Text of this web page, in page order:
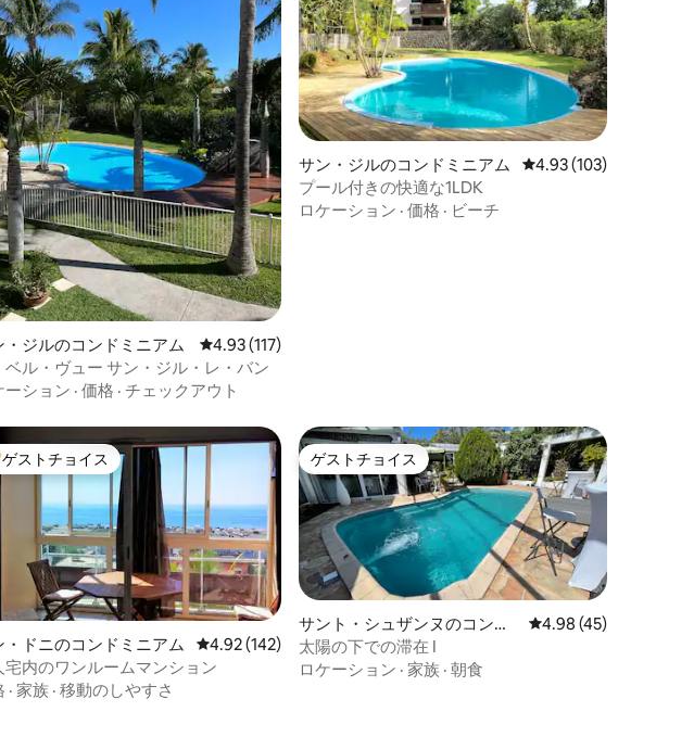
星中4.78つ星の平均評価
・ジルのコンドミニアム レビュー117件、5つ星中4.93つ星の平均評価
4.93 (117)
ラ・ベル・ヴュー サン・ジル・レ・バン
ーション · 価格 · チェックアウト
サン・ジルのコンドミニアム レビュー103件、5つ
4.93 (103)
プール付きの快適な1LDK
ロケーション · 価格 · ビーチ
星中4.91つ星の平均評価
評のゲストチョイスです。
ゲストチョイス
・ドニのコンドミニアム レビュー142件、5つ星中4.92つ星の平均評価
4.92 (142)
宅内のワンルームマンション
· 家族 · 移動のしやすさ
ゲストチョイス
ゲストチョイス
サント・シュザンヌのコンド
ミニアム
レビュー45件、5つ
4.98 (45)
太陽の下での滞在 I
ロケーション · 家族 · 朝食